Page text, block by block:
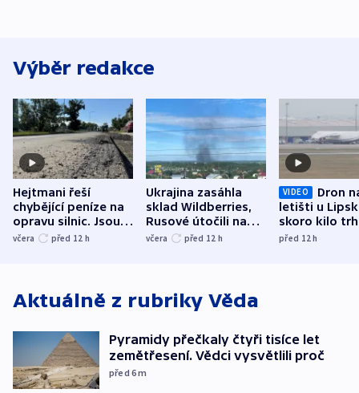
Výběr redakce
Hejtmani řeší
chybějící peníze na
opravu silnic. Jsou
nenárokové, namítá
včera před 12 h
Ukrajina zasáhla
sklad Wildberries,
Rusové útočili na
trh, hasiče či
včera před 12 h
VIDEO
Dron
letišti u
skoro kilo
indicie
před 12h
Aktuálně z rubriky Věda
Pyramidy přečkaly čtyři tisíce let
zemětřesení. Vědci vysvětlili proč
před 6m